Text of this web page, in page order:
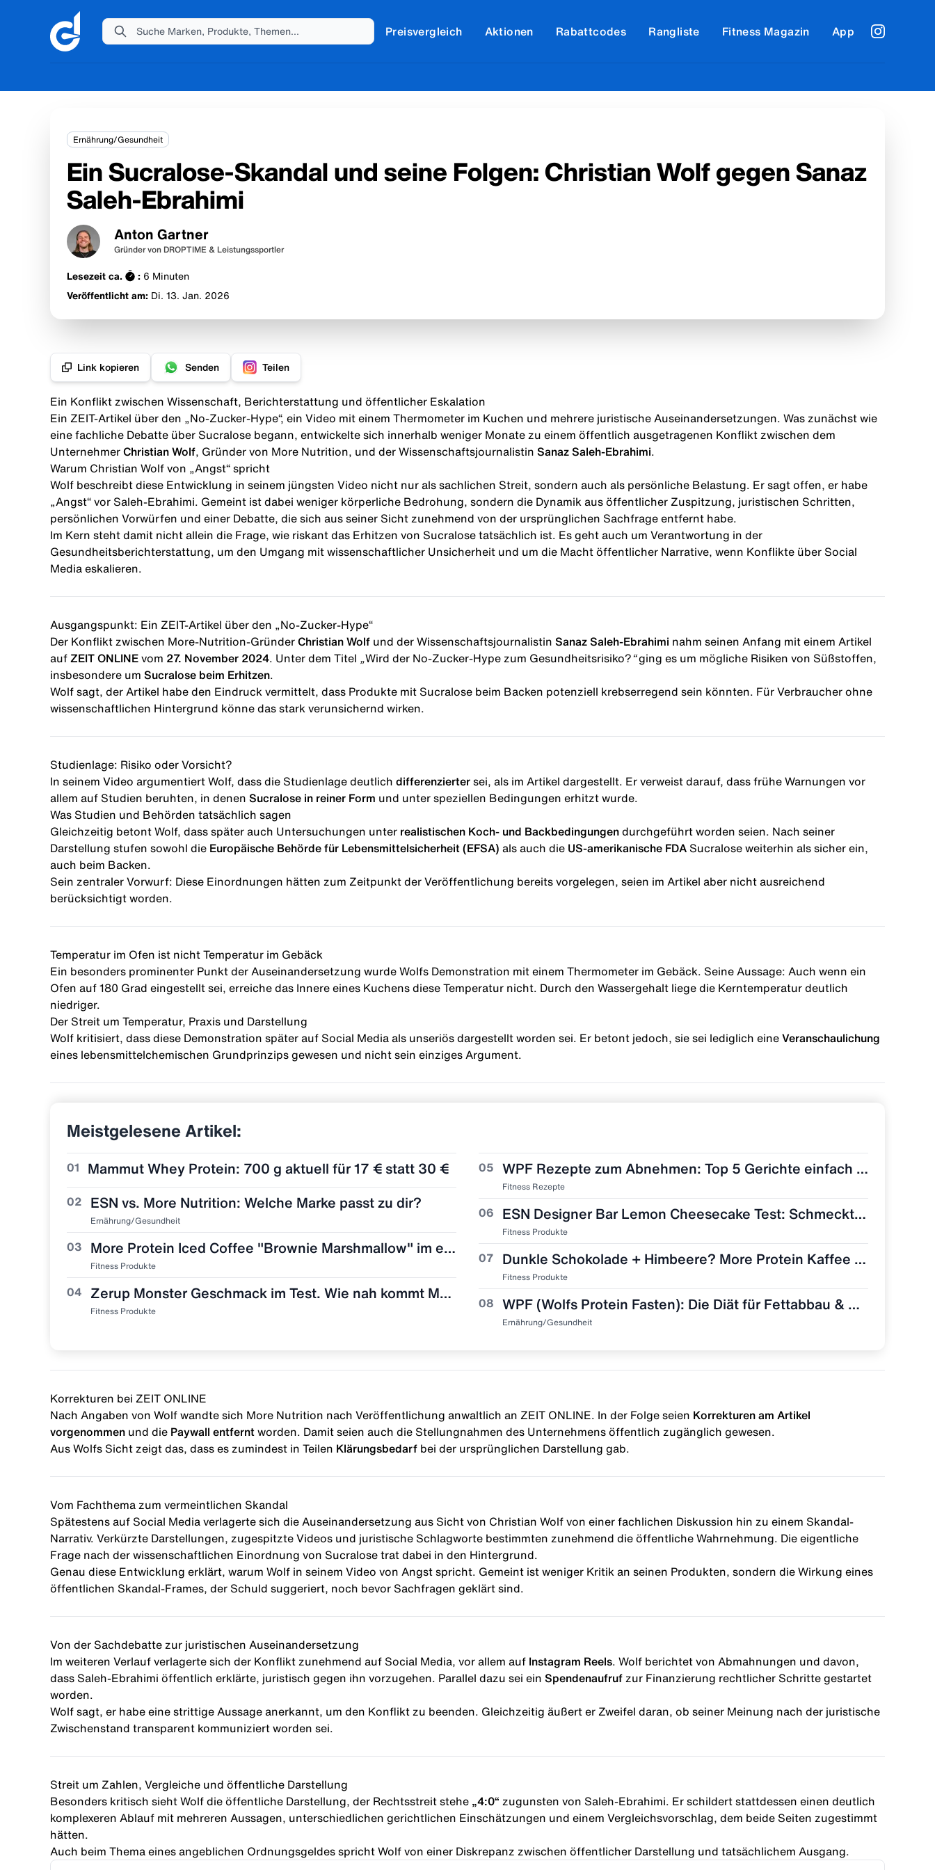
Suche Marken, Produkte, Themen... Preisvergleich Aktionen Rabattcodes Rangliste Fitness Magazin App
Ernährung/Gesundheit
Ein Sucralose-Skandal und seine Folgen: Christian Wolf gegen Sanaz
Saleh-Ebrahimi
Anton Gartner
Gründer von DROPTIME & Leistungssportler
Lesezeit ca. : 6 Minuten
Veröffentlicht am: Di. 13. Jan. 2026
Link kopieren Senden Teilen
Ein Konflikt zwischen Wissenschaft, Berichterstattung und öffentlicher Eskalation
Ein ZEIT-Artikel über den „No-Zucker-Hype“, ein Video mit einem Thermometer im Kuchen und mehrere juristische Auseinandersetzungen. Was zunächst wie
eine fachliche Debatte über Sucralose begann, entwickelte sich innerhalb weniger Monate zu einem öffentlich ausgetragenen Konflikt zwischen dem
Unternehmer Christian Wolf , Gründer von More Nutrition , und der Wissenschaftsjournalistin Sanaz Saleh-Ebrahimi
Warum Christian Wolf von „Angst“ spricht
Wolf beschreibt diese Entwicklung in seinem jüngsten Video nicht nur als sachlichen Streit, sondern auch als persönliche Belastung. Er sagt offen, er habe
„Angst“ vor Saleh-Ebrahimi. Gemeint ist dabei weniger körperliche Bedrohung, sondern die Dynamik aus öffentlicher Zuspitzung, juristischen Schritten,
persönlichen Vorwürfen und einer Debatte, die sich aus seiner Sicht zunehmend von der ursprünglichen Sachfrage entfernt habe.
Im Kern steht damit nicht allein die Frage, wie riskant das Erhitzen von Sucralose tatsächlich ist. Es geht auch um Verantwortung in der
Gesundheitsberichterstattung, um den Umgang mit wissenschaftlicher Unsicherheit und um die Macht öffentlicher Narrative, wenn Konflikte über Social
Media eskalieren.
Ausgangspunkt: Ein ZEIT-Artikel über den „No-Zucker-Hype“
Der Konflikt zwischen More-Nutrition-Gründer Christian Wolf und der Wissenschaftsjournalistin Sanaz Saleh-Ebrahimi nahm seinen Anfang mit einem Artikel
auf ZEIT ONLINE vom 27. November 2024 . Unter dem Titel Wird der No-Zucker-Hype zum Gesundheitsrisiko?“ging es um mögliche Risiken von Süßstoffen,
insbesondere um Sucralose beim Erhitzen
Wolf sagt, der Artikel habe den Eindruck vermittelt, dass Produkte mit Sucralose beim Backen potenziell krebserregend sein könnten. Für Verbraucher ohne
wissenschaftlichen Hintergrund könne das stark verunsichernd wirken.
Studienlage: Risiko oder Vorsicht?
In seinem Video argumentiert Wolf, dass die Studienlage deutlich differenzierter sei, als im Artikel dargestellt. Er verweist darauf, dass frühe Warnungen vor
allem auf Studien beruhten, in denen Sucralose in reiner Form und unter speziellen Bedingungen erhitzt wurde.
Was Studien und Behörden tatsächlich sagen
Gleichzeitig betont Wolf, dass später auch Untersuchungen unter realistischen Koch- und Backbedingungen durchgeführt worden seien. Nach seiner
Darstellung stufen sowohl die Europäische Behörde für Lebensmittelsicherheit (EFSA) als auch die US-amerikanische FDA Sucralose weiterhin als sicher ein,
auch beim Backen.
Sein zentraler Vorwurf: Diese Einordnungen hätten zum Zeitpunkt der Veröffentlichung bereits vorgelegen, seien im Artikel aber nicht ausreichend
berücksichtigt worden.
Temperatur im Ofen ist nicht Temperatur im Gebäck
Ein besonders prominenter Punkt der Auseinandersetzung wurde Wolfs Demonstration mit einem Thermometer im Gebäck. Seine Aussage: Auch wenn ein
Ofen auf 180 Grad eingestellt sei, erreiche das Innere eines Kuchens diese Temperatur nicht. Durch den Wassergehalt liege die Kerntemperatur deutlich
niedriger.
Der Streit um Temperatur, Praxis und Darstellung
Wolf kritisiert, dass diese Demonstration später auf Social Media als unseriös dargestellt worden sei. Er betont jedoch, sie sei lediglich eine Veranschaulichung
eines lebensmittelchemischen Grundprinzips gewesen und nicht sein einziges Argument.
Meistgelesene Artikel:
01 Mammut Whey Protein: 700 g aktuell für 17 € statt 30 €
02 ESN vs. More Nutrition: Welche Marke passt zu dir?
Ernährung/Gesundheit
03 More Protein Iced Coffee "Brownie Marshmallow" im ehrlichen Test! 🧋🍫
Fitness Produkte
04 Zerup Monster Geschmack im Test. Wie nah kommt More Nutrition wirklich ran?
Fitness Produkte
05 WPF Rezepte zum Abnehmen: Top 5 Gerichte einfach nachmachen 🥩🥗
Fitness Rezepte
06 ESN Designer Bar Lemon Cheesecake Test: Schmeckt wie Zitronenkuchen?
Fitness Produkte
07 Dunkle Schokolade + Himbeere? More Protein Kaffee "Dark Chocolate Raspberry" im Test 🧋👀
Fitness Produkte
08 WPF (Wolfs Protein Fasten): Die Diät für Fettabbau & Muskel-Erhalt
Ernährung/Gesundheit
Korrekturen bei ZEIT ONLINE
Nach Angaben von Wolf wandte sich More Nutrition nach Veröffentlichung anwaltlich an ZEIT ONLINE. In der Folge seien Korrekturen am Artikel
vorgenommen und die Paywall entfernt worden. Damit seien auch die Stellungnahmen des Unternehmens öffentlich zugänglich gewesen.
Aus Wolfs Sicht zeigt das, dass es zumindest in Teilen Klärungsbedarf bei der ursprünglichen Darstellung gab.
Vom Fachthema zum vermeintlichen Skandal
Spätestens auf Social Media verlagerte sich die Auseinandersetzung aus Sicht von Christian Wolf von einer fachlichen Diskussion hin zu einem Skandal-
Narrativ. Verkürzte Darstellungen, zugespitzte Videos und juristische Schlagworte bestimmten zunehmend die öffentliche Wahrnehmung. Die eigentliche
Frage nach der wissenschaftlichen Einordnung von Sucralose trat dabei in den Hintergrund.
Genau diese Entwicklung erklärt, warum Wolf in seinem Video von Angst spricht. Gemeint ist weniger Kritik an seinen Produkten, sondern die Wirkung eines
öffentlichen Skandal-Frames, der Schuld suggeriert, noch bevor Sachfragen geklärt sind.
Von der Sachdebatte zur juristischen Auseinandersetzung
Im weiteren Verlauf verlagerte sich der Konflikt zunehmend auf Social Media, vor allem auf Instagram Reels . Wolf berichtet von Abmahnungen und davon,
dass Saleh-Ebrahimi öffentlich erklärte, juristisch gegen ihn vorzugehen. Parallel dazu sei ein Spendenaufruf zur Finanzierung rechtlicher Schritte gestartet
worden.
Wolf sagt, er habe eine strittige Aussage anerkannt, um den Konflikt zu beenden. Gleichzeitig äußert er Zweifel daran, ob seiner Meinung nach der juristische
Zwischenstand transparent kommuniziert worden sei.
Streit um Zahlen, Vergleiche und öffentliche Darstellung
Besonders kritisch sieht Wolf die öffentliche Darstellung, der Rechtsstreit stehe
„4:0“ zugunsten von Saleh-Ebrahimi. Er schildert stattdessen einen deutlich
komplexeren Ablauf mit mehreren Aussagen, unterschiedlichen gerichtlichen Einschätzungen und einem Vergleichsvorschlag, dem beide Seiten zugestimmt
hätten.
Auch beim Thema eines angeblichen Ordnungsgeldes spricht Wolf von einer Diskrepanz zwischen öffentlicher Darstellung und tatsächlichem Ausgang.